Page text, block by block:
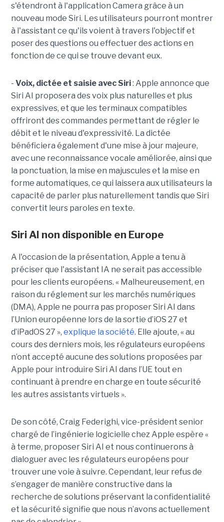
s'étendront à l'application Camera grâce à un
nouveau mode Siri. Les utilisateurs pourront montrer
à l'assistant ce qu'ils voient à travers l'objectif et
poser des questions ou effectuer des actions en
fonction de ce qui se trouve devant eux.
- Voix, dictée et saisie avec Siri: Apple annonce que
Siri AI proposera des voix plus naturelles et plus
expressives, et que les terminaux compatibles
offriront des commandes permettant de régler le
débit et le niveau d'expressivité. La dictée
bénéficiera également d'une mise à jour majeure,
avec une reconnaissance vocale améliorée, ainsi que
la ponctuation, la mise en majuscules et la mise en
forme automatiques, ce qui laissera aux utilisateurs la
capacité de parler plus naturellement tandis que Siri
convertit leurs paroles en texte.
Siri AI non disponible en Europe
A l'occasion de la présentation, Apple a tenu à
préciser que l'assistant IA ne serait pas accessible
pour les clients européens. « Malheureusement, en
raison du réglement sur les marchés numériques
(DMA), Apple ne pourra pas proposer Siri AI dans
l’Union européenne lors de la sortie d’iOS 27 et
d’iPadOS 27 », explique la société. Elle ajoute, « au
cours des derniers mois, les régulateurs européens
n’ont accepté aucune des solutions proposées par
Apple pour introduire Siri AI dans l’UE tout en
continuant à prendre en charge en toute sécurité
les autres assistants virtuels ».
De son côté, Craig Federighi, vice-président senior
chargé de l’ingénierie logicielle chez Apple espère «
à terme, proposer Siri AI et nous continuerons à
dialoguer avec les régulateurs européens pour
trouver une voie à suivre. Cependant, leur refus de
s’engager de manière constructive dans la
recherche de solutions préservant la confidentialité
et la sécurité signifie que nous n’avons actuellement